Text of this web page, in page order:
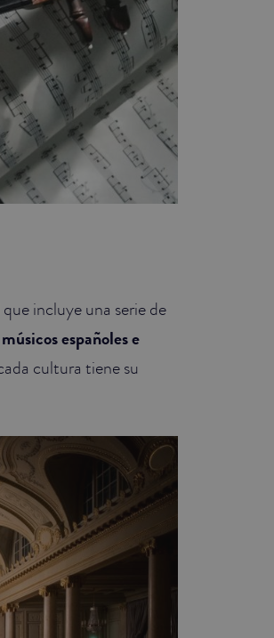
incluye una serie de
músicos españoles e
cultura tiene su